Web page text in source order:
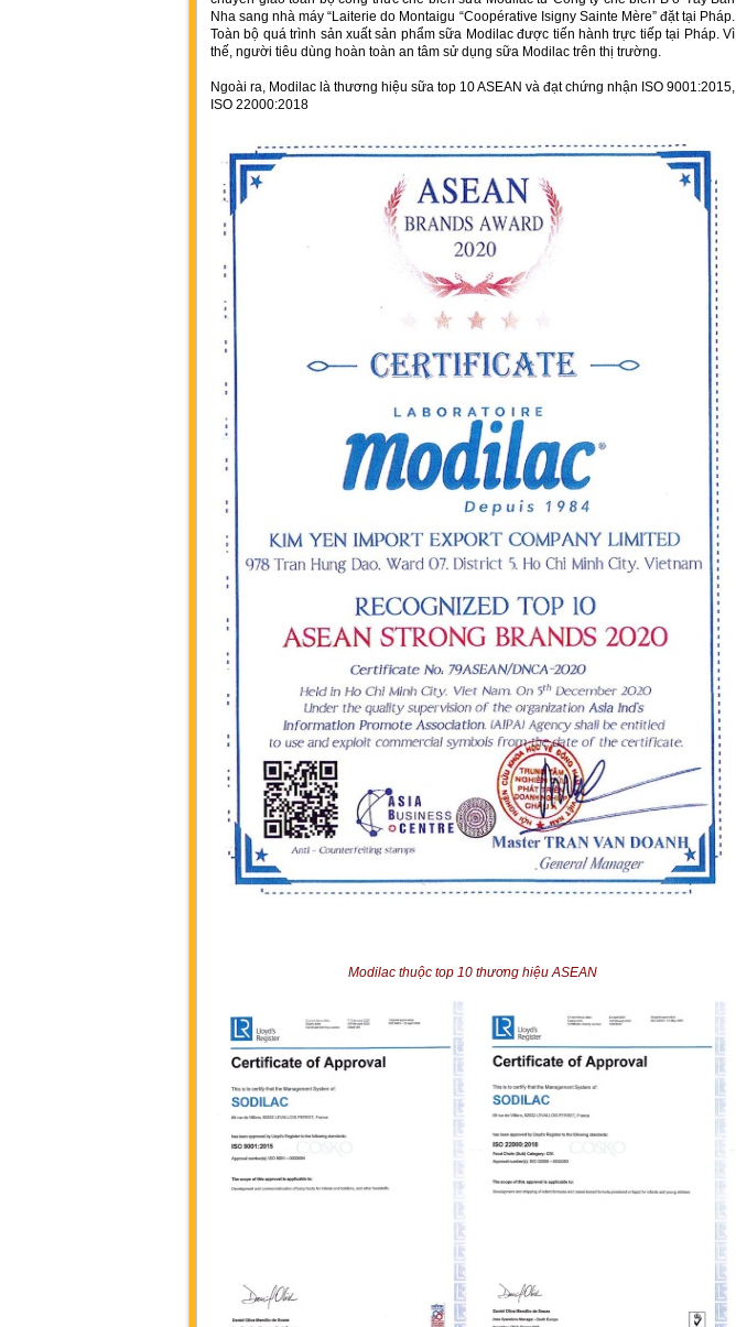
Nha sang nhà máy “Laiterie do Montaigu “Coopérative Isigny Sainte Mère” đặt tại Pháp.
Toàn bộ quá trình sản xuất sản phẩm sữa Modilac được tiến hành trực tiếp tại Pháp. Vì
thế, người tiêu dùng hoàn toàn an tâm sử dụng sữa Modilac trên thị trường.
Ngoài ra, Modilac là thương hiệu sữa top 10 ASEAN và đạt chứng nhận ISO 9001:2015,
ISO 22000:2018
Modilac thuộc top 10 thương hiệu ASEAN